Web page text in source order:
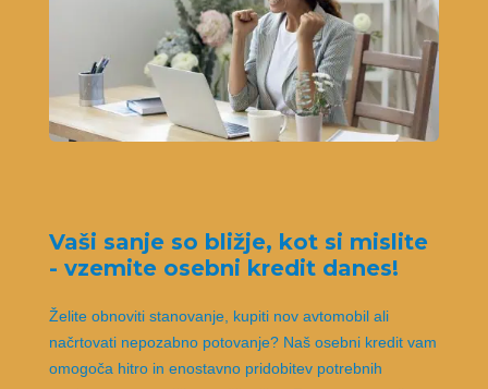
Vaši sanje so bližje, kot si mislite
- vzemite osebni kredit danes!
Želite obnoviti stanovanje, kupiti nov avtomobil ali
načrtovati nepozabno potovanje? Naš osebni kredit vam
omogoča hitro in enostavno pridobitev potrebnih